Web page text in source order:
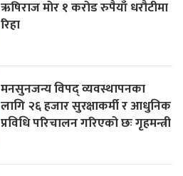
ऋषिराज मोर १ करोड रुपैयाँ धरौटीमा
रिहा
मनसुनजन्य विपद् व्यवस्थापनका
लागि २६ हजार सुरक्षाकर्मी र आधुनिक
प्रविधि परिचालन गरिएको छः गृहमन्त्री